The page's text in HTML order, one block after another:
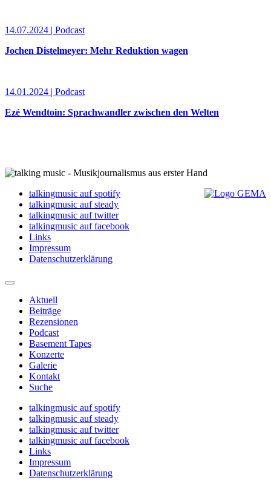
14.07.2024 | Podcast
Jochen Distelmeyer: Mehr Reduktion wagen
14.01.2024 | Podcast
Ezé Wendtoin: Sprachwandler zwischen den Welten
talkingmusic auf spotify
talkingmusic auf steady
talkingmusic auf twitter
talkingmusic auf facebook
Links
Impressum
Datenschutzerklärung
Aktuell
Beiträge
Rezensionen
Podcast
Basement Tapes
Konzerte
Galerie
Kontakt
Suche
talkingmusic auf spotify
talkingmusic auf steady
talkingmusic auf twitter
talkingmusic auf facebook
Links
Impressum
Datenschutzerklärung